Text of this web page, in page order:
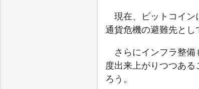
現在、ビットコイン
通貨危機の避難先とし
さらにインフラ整
度出来上がりつつあ
ろう。